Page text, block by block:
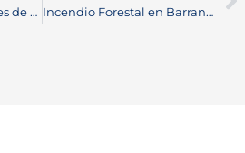
Aumento de Habitantes de Calle en Zonas Comerciales de Barrancabermeja: Preocupación por Seguridad Ciudadana Incendio Forestal en Barrancabermeja: Grave Amenaza para la Biodiversidad